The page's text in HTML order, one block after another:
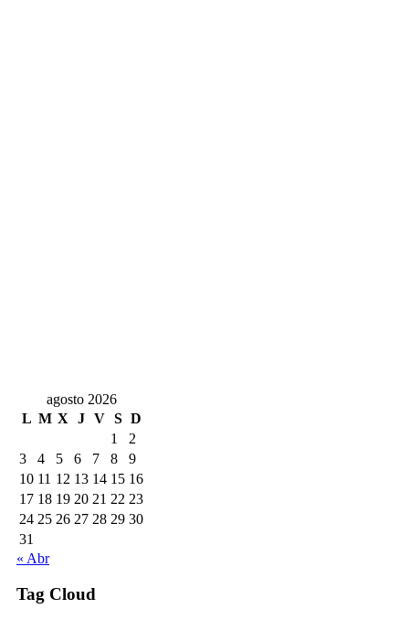
agosto 2026
L M X J V S D
1
2
3
4 5 6 7 8
9
10 11 12 13 14 15 16
17 18 19 20 21 22 23
24 25 26 27 28 29 30
31
« Abr
Tag Cloud